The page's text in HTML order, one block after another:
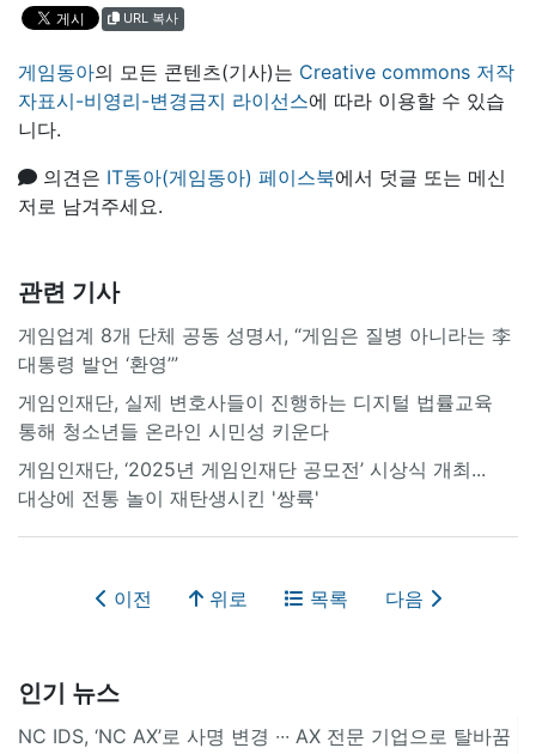
URL 복사
게임동아의 모든 콘텐츠(기사)는 Creative commons 저작
자표시-비영리-변경금지 라이선스에 따라 이용할 수 있습
니다.
의견은 IT동아(게임동아) 페이스북에서 덧글 또는 메신
저로 남겨주세요.
관련 기사
게임업계 8개 단체 공동 성명서, “게임은 질병 아니라는 李
대통령 발언 ‘환영’”
게임인재단, 실제 변호사들이 진행하는 디지털 법률교육
통해 청소년들 온라인 시민성 키운다
게임인재단, ‘2025년 게임인재단 공모전’ 시상식 개최...
대상에 전통 놀이 재탄생시킨 '쌍륙'
이전 위로 목록 다음
인기 뉴스
NC IDS, ‘NC AX’로 사명 변경 ∙∙∙ AX 전문 기업으로 탈바꿈